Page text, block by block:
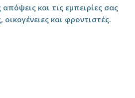
απόψεις και τις εμπειρίες σας
και φροντιστές.